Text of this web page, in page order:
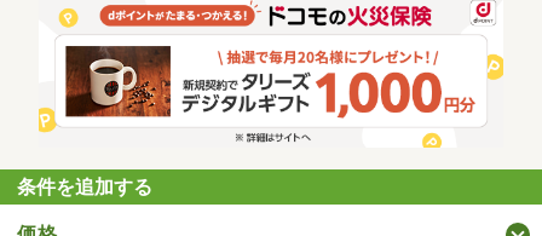
条件を追加する